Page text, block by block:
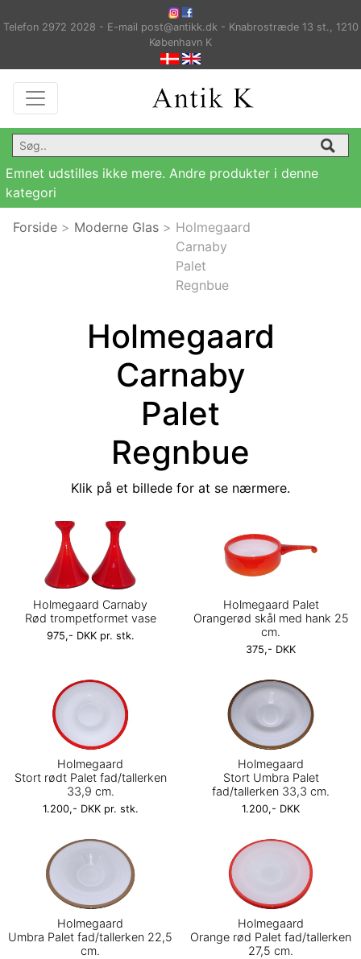
Telefon 2972 2028 - E-mail post@antikk.dk - Knabrostræde 13 st., 1210
København K
Emnet udstilles ikke mere. Andre produkter i denne
kategori
Forside > Moderne Glas > Holmegaard
Carnaby
Palet
Regnbue
Holmegaard
Carnaby
Palet
Regnbue
Klik på et billede for at se nærmere.
Holmegaard Carnaby
Rød trompetformet vase
975,- DKK pr. stk.
Holmegaard Palet
Orangerød skål med hank 25
cm.
375,- DKK
Holmegaard
Stort rødt Palet fad/tallerken
33,9 cm.
1.200,- DKK pr. stk.
Holmegaard
Stort Umbra Palet
fad/tallerken 33,3 cm.
1.200,- DKK
Holmegaard
Umbra Palet fad/tallerken 22,5
cm.
Holmegaard
Orange rød Palet fad/tallerken
27,5 cm.